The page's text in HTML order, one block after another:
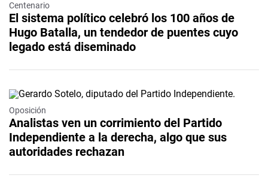
Centenario
El sistema político celebró los 100 años de
Hugo Batalla, un tendedor de puentes cuyo
legado está diseminado
Oposición
Analistas ven un corrimiento del Partido
Independiente a la derecha, algo que sus
autoridades rechazan